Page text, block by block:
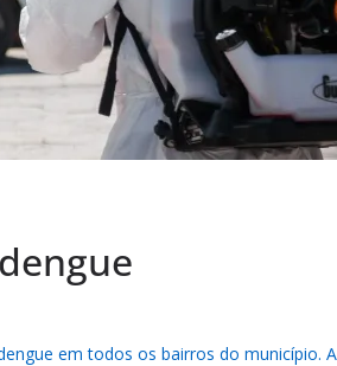
em todos os bairros do município.